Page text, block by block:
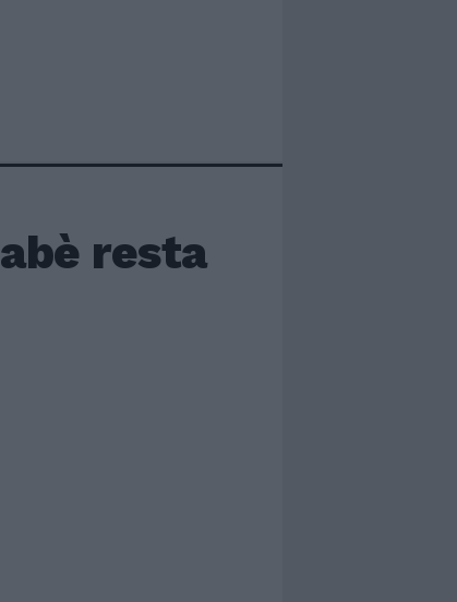
resta